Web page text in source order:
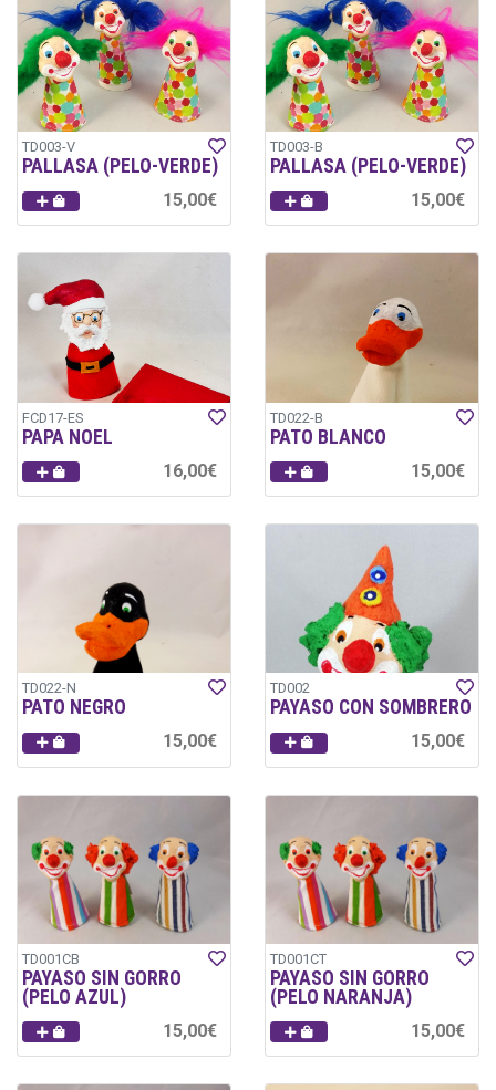
TD003-V
PALLASA (PELO-VERDE)
15,00€
TD003-B
PALLASA (PELO-VERDE)
15,00€
FCD17-ES
PAPA NOEL
16,00€
TD022-B
PATO BLANCO
15,00€
TD022-N
PATO NEGRO
15,00€
TD002
PAYASO CON SOMBRERO
15,00€
TD001CB
PAYASO SIN GORRO
(PELO AZUL)
15,00€
TD001CT
PAYASO SIN GORRO
(PELO NARANJA)
15,00€